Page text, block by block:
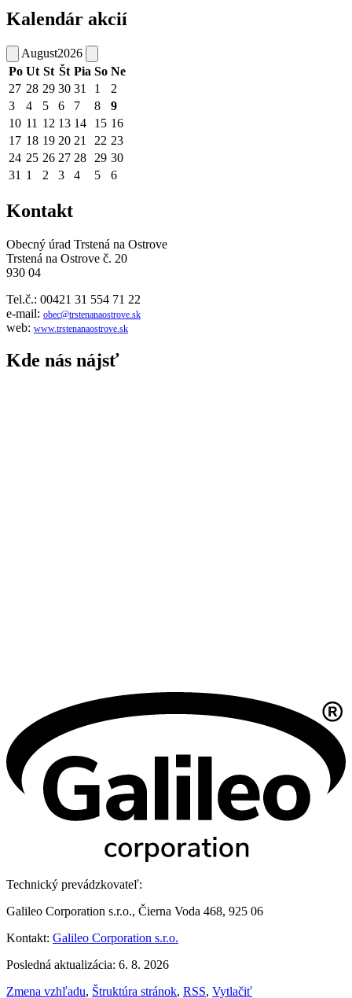
Kalendár akcií
August2026
Po Ut St Št Pia So Ne
27 28 29 30 31 1
2
3
4 5 6 7 8
9
10 11 12 13 14 15 16
17 18 19 20 21 22 23
24 25 26 27 28 29 30
31 1 2 3 4 5 6
Kontakt
Obecný úrad Trstená na Ostrove
Trstená na Ostrove č. 20
930 04
Tel.č.: 00421 31 554 71 22
e-mail: obec@trstenanaostrove.sk
web: www.trstenanaostrove.sk
Kde nás nájsť
Technický prevádzkovateľ:
Galileo Corporation s.r.o., Čierna Voda 468, 925 06
Kontakt: Galileo Corporation s.r.o.
Posledná aktualizácia: 6. 8. 2026
Zmena vzhľadu, Štruktúra stránok, RSS, Vytlačiť